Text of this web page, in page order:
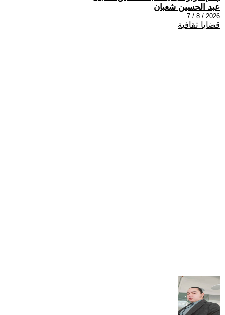
عبد الحسين شعبان
2026 / 8 / 7
قضايا ثقافية